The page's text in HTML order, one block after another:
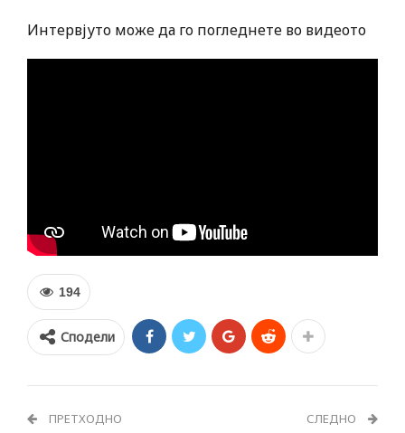
Интервјуто може да го погледнете во видеото
194
Сподели
ПРЕТХОДНО СЛЕДНО